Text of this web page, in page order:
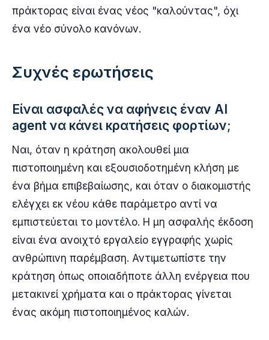
πράκτορας είναι ένας νέος "καλούντας", όχι
ένα νέο σύνολο κανόνων.
Συχνές ερωτήσεις
Είναι ασφαλές να αφήνεις έναν AI
agent να κάνει κρατήσεις φορτίων;
Ναι, όταν η κράτηση ακολουθεί μια
πιστοποιημένη και εξουσιοδοτημένη κλήση με
ένα βήμα επιβεβαίωσης, και όταν ο διακομιστής
ελέγχει εκ νέου κάθε παράμετρο αντί να
εμπιστεύεται το μοντέλο. Η μη ασφαλής έκδοση
είναι ένα ανοιχτό εργαλείο εγγραφής χωρίς
ανθρώπινη παρέμβαση. Αντιμετωπίστε την
κράτηση όπως οποιαδήποτε άλλη ενέργεια που
μετακινεί χρήματα και ο πράκτορας γίνεται
ένας ακόμη πιστοποιημένος καλών.